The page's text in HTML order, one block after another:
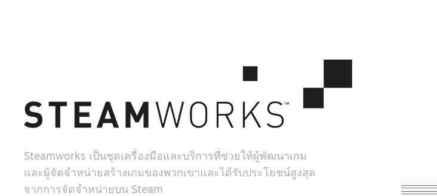
Steamworks เป็นชุดเครื่องมือและบริการที่ช่วยให้ผู้พัฒนาเกม
และผู้จัดจำหน่ายสร้างเกมของพวกเขาและได้รับประโยชน์สูงสุด
จากการจัดจำหน่ายบน Steam